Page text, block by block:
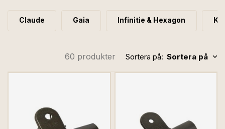
Claude Gaia Infinitie & Hexagon
60 produkter Sortera på: Sortera på